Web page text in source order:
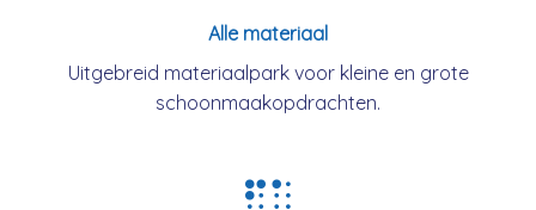
Alle materiaal
Uitgebreid materiaalpark voor kleine en grote
schoonmaakopdrachten.